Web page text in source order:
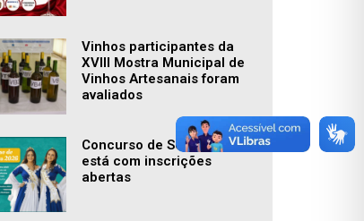
Vinhos participantes da
XVIII Mostra Municipal de
Vinhos Artesanais foram
avaliados
Concurso de Soberanas
está com inscrições
abertas